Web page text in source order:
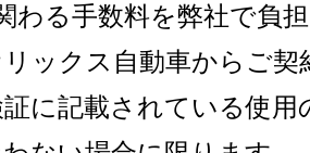
わる手数料を弊社で負
ックス自動車からご契
に記載されている使用